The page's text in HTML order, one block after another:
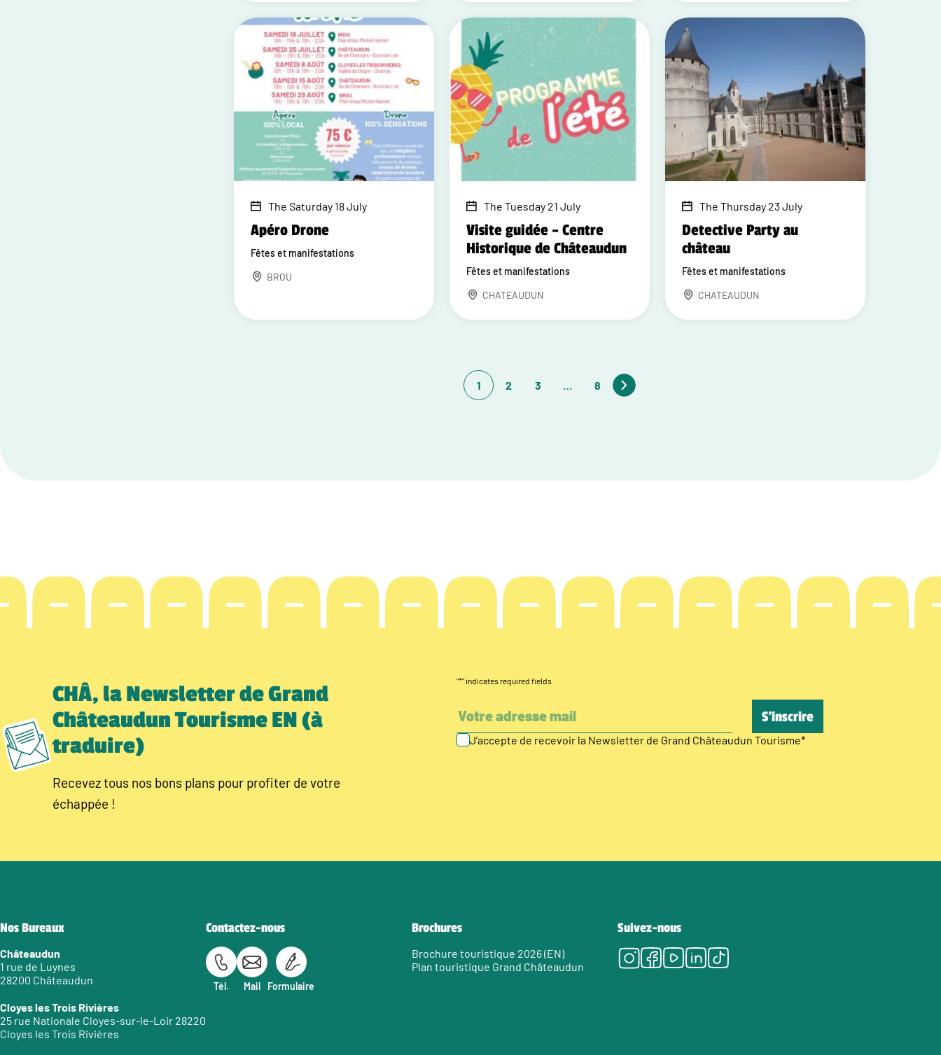
The Saturday 18 July
Apéro Drone
Fêtes et manifestations
BROU
The Tuesday 21 July
Visite guidée – Centre
Historique de Châteaudun
Fêtes et manifestations
CHATEAUDUN
The Thursday 23 July
Detective Party au
château
Fêtes et manifestations
CHATEAUDUN
1 2 3 8
CHÂ, la Newsletter de Grand
Châteaudun Tourisme EN (à
traduire)
Recevez tous nos bons plans pour profiter de votre
échappée !
"*" indicates required fields
J’accepte de recevoir la Newsletter de Grand Châteaudun Tourisme*
Nos Bureaux
Châteaudun
1 rue de Luynes
28200 Châteaudun
Cloyes les Trois Rivières
25 rue Nationale Cloyes-sur-le-Loir 28220
Cloyes les Trois Rivières
Contactez-nous
Tél. Mail Formulaire
Brochures
Brochure touristique 2026 (EN)
Plan touristique Grand Châteaudun
Suivez-nous
Instagram
Facebook
Youtube
LinkedIn
Tiktok